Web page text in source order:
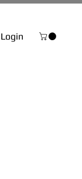
Login